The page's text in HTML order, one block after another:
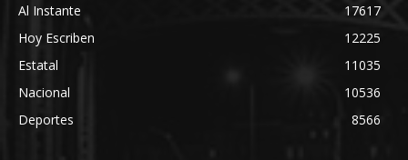
Al Instante
17617
Hoy Escriben
12225
Estatal
11035
Nacional
10536
Deportes
8566